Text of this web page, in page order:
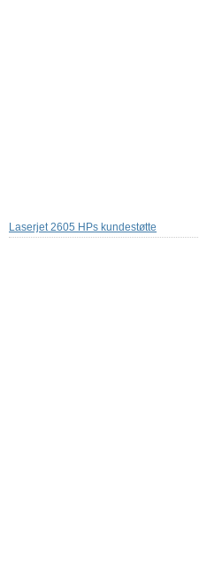
Laserjet 2605 HPs kundestøtte